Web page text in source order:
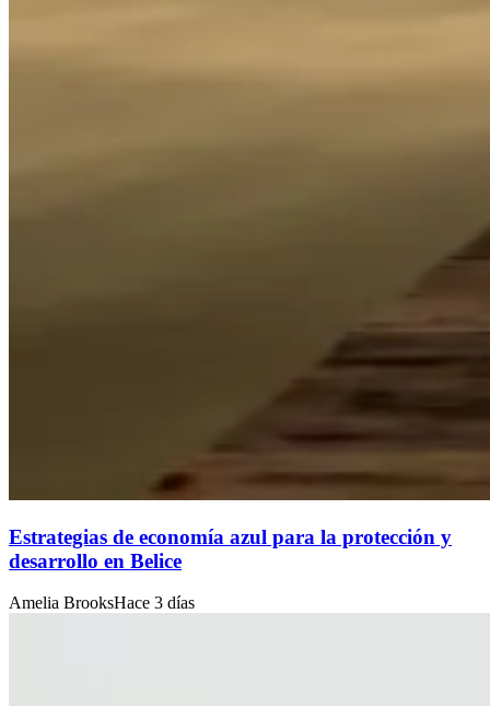
Estrategias de economía azul para la protección y
desarrollo en Belice
Amelia BrooksHace 3 días